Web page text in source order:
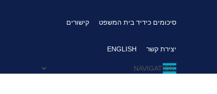
סיכומים כידיד בית המשפט קישורים
יצירת קשר ENGLISH